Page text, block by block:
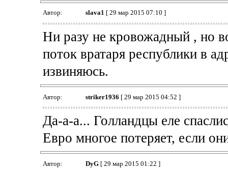
Автор: slava1 [ 29 мар 2015 07:10 ]
Ни разу не кровожадный , но
поток вратаря республики в
извиняюсь.
Автор: striker1936 [ 29 мар 2015 04:52 ]
Да-а-а... Голландцы еле
Евро многое потеряет, если
Автор: DyG[ 29 мар 2015 01:22 ]